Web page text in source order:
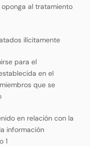
al tratamiento
ilícitamente
para el
en el
que se
en relación con la
información
1